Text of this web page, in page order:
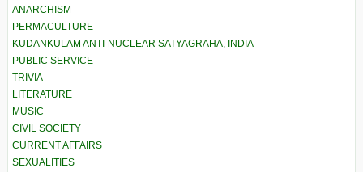
ANARCHISM
PERMACULTURE
KUDANKULAM ANTI-NUCLEAR SATYAGRAHA, INDIA
PUBLIC SERVICE
TRIVIA
LITERATURE
MUSIC
CIVIL SOCIETY
CURRENT AFFAIRS
SEXUALITIES